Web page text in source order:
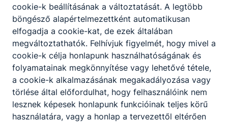
Letöltés
Szakmai Program 2025
Letöltés
Gazdálkodási adatok
cookie-k beállításának a változtatását. A legtöbb
böngésző alapértelmezettként automatikusan
elfogadja a cookie-kat, de ezek általában
megváltoztathatók. Felhívjuk figyelmét, hogy mivel a
cookie-k célja honlapunk használhatóságának és
folyamatainak megkönnyítése vagy lehetővé tétele,
a cookie-k alkalmazásának megakadályozása vagy
törlése által előfordulhat, hogy felhasználóink nem
lesznek képesek honlapunk funkcióinak teljes körű
használatára, vagy a honlap a tervezettől eltérően